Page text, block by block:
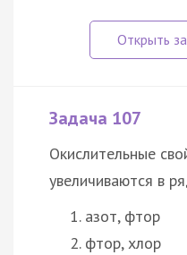
Задача 107
Окислительные
увеличиваются в
азот, фтор
фтор, хлор